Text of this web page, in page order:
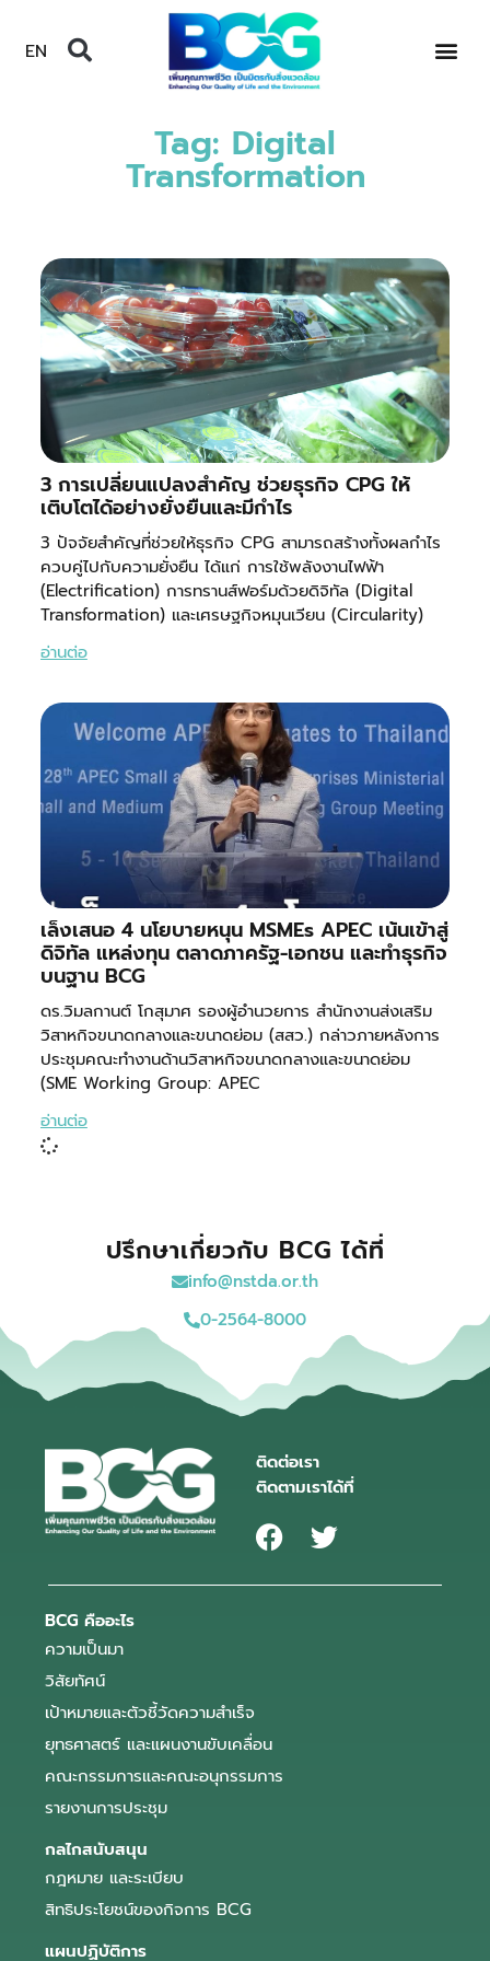
EN
Tag: Digital
Transformation
3 การเปลี่ยนแปลงสำคัญ ช่วยธุรกิจ CPG ให้
เติบโตได้อย่างยั่งยืนและมีกำไร
3 ปัจจัยสำคัญที่ช่วยให้ธุรกิจ CPG สามารถสร้างทั้งผลกำไร
ควบคู่ไปกับความยั่งยืน ได้แก่ การใช้พลังงานไฟฟ้า
(Electrification) การทรานส์ฟอร์มด้วยดิจิทัล (Digital
Transformation) และเศรษฐกิจหมุนเวียน (Circularity)
อ่านต่อ
เล็งเสนอ 4 นโยบายหนุน MSMEs APEC เน้นเข้าสู่
ดิจิทัล แหล่งทุน ตลาดภาครัฐ-เอกชน และทำธุรกิจ
บนฐาน BCG
ดร.วิมลกานต์ โกสุมาศ รองผู้อำนวยการ สำนักงานส่งเสริม
วิสาหกิจขนาดกลางและขนาดย่อม (สสว.) กล่าวภายหลังการ
ประชุมคณะทำงานด้านวิสาหกิจขนาดกลางและขนาดย่อม
(SME Working Group: APEC
อ่านต่อ
ปรึกษาเกี่ยวกับ BCG ได้ที่
info@nstda.or.th
0-2564-8000
ติดต่อเรา
ติดตามเราได้ที่
BCG คืออะไร
ความเป็นมา
วิสัยทัศน์
เป้าหมายและตัวชี้วัดความสำเร็จ
ยุทธศาสตร์ และแผนงานขับเคลื่อน
คณะกรรมการและคณะอนุกรรมการ
รายงานการประชุม
กลไกสนับสนุน
กฎหมาย และระเบียบ
สิทธิประโยชน์ของกิจการ BCG
แผนปฏิบัติการ